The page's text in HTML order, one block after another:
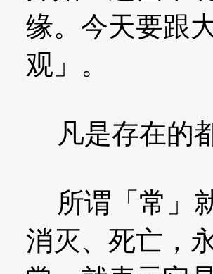
缘。今天要跟
观」。
凡是存在的
所谓「常」
消灭、死亡，